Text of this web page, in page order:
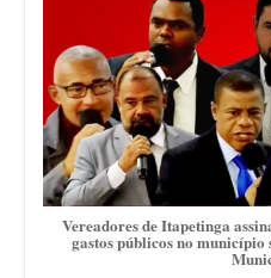
Vereadores de Itapetinga
gastos públicos no